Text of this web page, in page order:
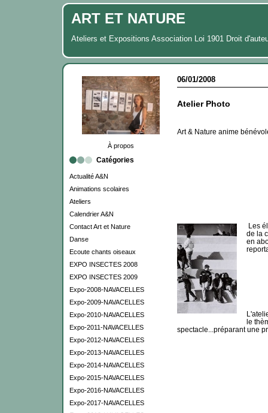
ART ET NATURE
Ateliers et Expositions Association Loi 1901 Droit
À propos
Catégories
Actualité A&N
Animations scolaires
Ateliers
Calendrier A&N
Contact Art et Nature
Danse
Ecoute chants oiseaux
EXPO INSECTES 2008
EXPO INSECTES 2009
Expo-2008-NAVACELLES
Expo-2009-NAVACELLES
Expo-2010-NAVACELLES
Expo-2011-NAVACELLES
Expo-2012-NAVACELLES
Expo-2013-NAVACELLES
Expo-2014-NAVACELLES
Expo-2015-NAVACELLES
Expo-2016-NAVACELLES
Expo-2017-NAVACELLES
06/01/2008
Atelier Photo
Art & Nature anime
Les
de la
en
le
spectacle...préparant une